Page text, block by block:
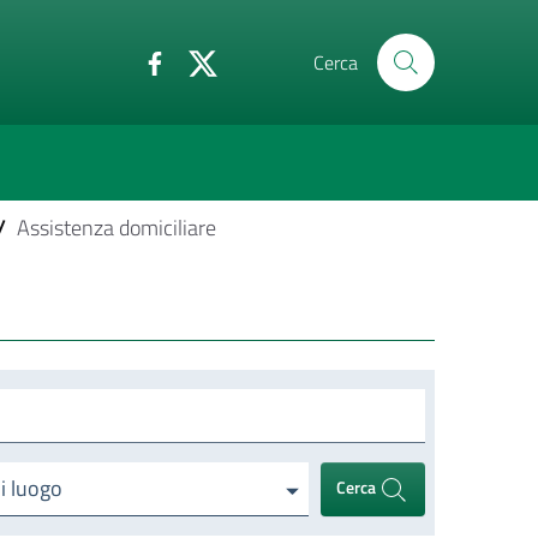
Cerca
Assistenza domiciliare
luogo Cerca